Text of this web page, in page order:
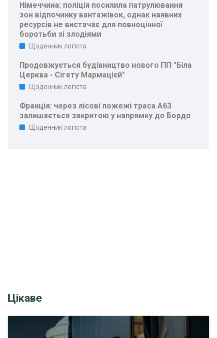
Німеччина: поліція посилила патрулювання
зон відпочинку вантажівок, однак наявних
ресурсів не вистачає для повноцінної
боротьби зі злодіями
Щоденник логіста
Продовжується будівництво нового ПП "Біла
Церква - Сігету Мармацієй"
Щоденник логіста
Франція: через лісові пожежі траса A63
залишається закритою у напрямку до Бордо
Щоденник логіста
Цікаве